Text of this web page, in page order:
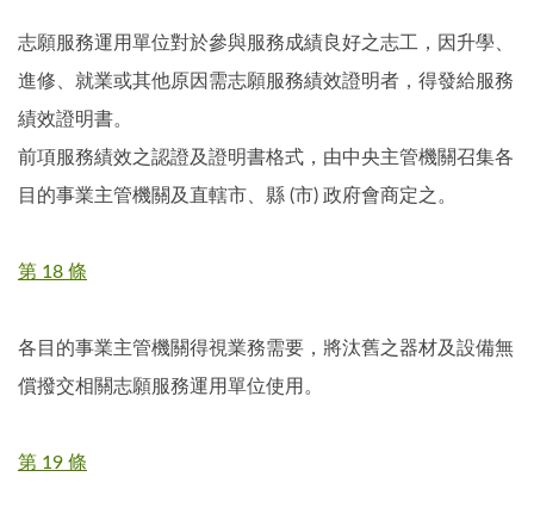
志願服務運用單位對於參與服務成績良好之志工，因升學、
進修、就業或其他原因需志願服務績效證明者，得發給服務
績效證明書。
前項服務績效之認證及證明書格式，由中央主管機關召集各
目的事業主管機關及直轄市、縣 (市) 政府會商定之。
第 18 條
各目的事業主管機關得視業務需要，將汰舊之器材及設備無
償撥交相關志願服務運用單位使用。
第 19 條